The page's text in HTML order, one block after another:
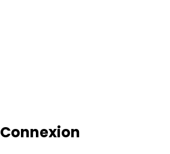
Connexion